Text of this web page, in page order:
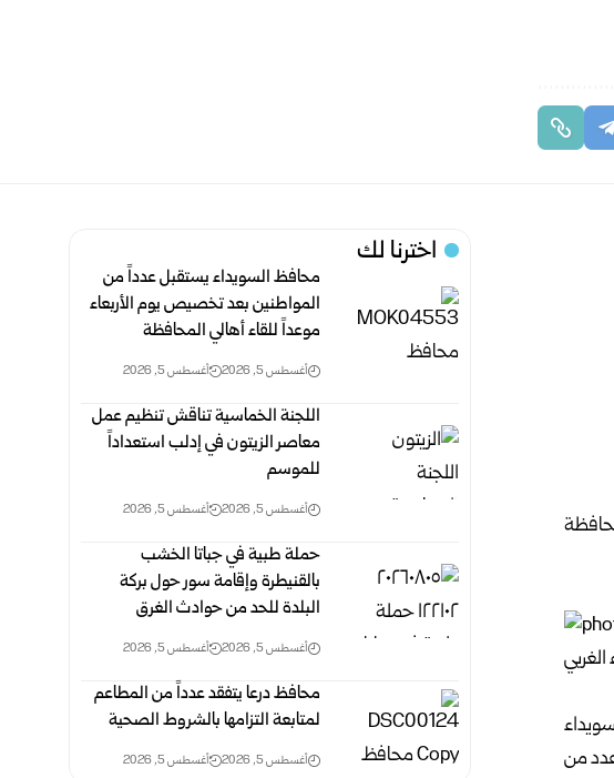
من
اخترنا لك
محافظ السويداء يستقبل عدداً من
المواطنين بعد تخصيص يوم الأربعاء
موعداً للقاء أهالي المحافظة
أغسطس 5, 2026 أغسطس 5, 2026
اللجنة الخماسية تناقش تنظيم عمل
معاصر الزيتون في إدلب استعداداً
للموسم
أغسطس 5, 2026 أغسطس 5, 2026
حملة طبية في جباتا الخشب
بالقنيطرة وإقامة سور حول بركة
البلدة للحد من حوادث الغرق
أغسطس 5, 2026 أغسطس 5, 2026
محافظ درعا يتفقد عدداً من المطاعم
لمتابعة التزامها بالشروط الصحية
أغسطس 5, 2026 أغسطس 5, 2026